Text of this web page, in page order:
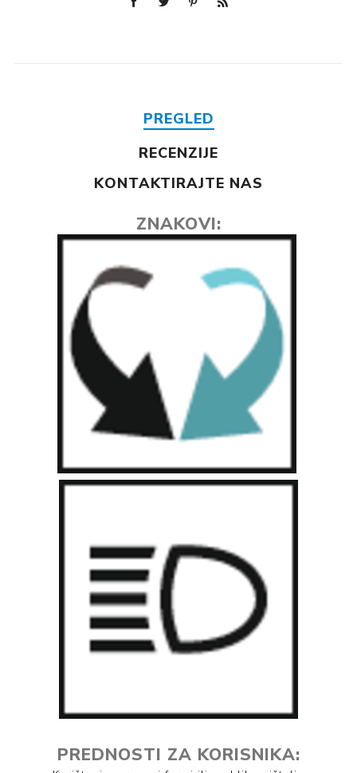
PREGLED
RECENZIJE
KONTAKTIRAJTE NAS
ZNAKOVI:
PREDNOSTI ZA KORISNIKA: